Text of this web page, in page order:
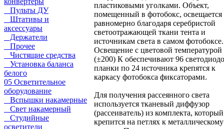
Пульты ДУ
Штативы и
аксессуары
Держатели
Прочее
Чистящие средства
Установка баланса
белого
05 Осветительное
оборудование
Вспышки накамерные
Свет накамерный
Студийные
осветители
пластиковыми уголками. Объект,
помещенный в фотобокс, освещается
равномерно благодаря серебристой
светоотражающей ткани тента и
источникам света в самом фотобоксе.
Освещение с цветовой температурой
(±200) К обеспечивают 96
планки по 24 источника крепятся к
каркасу фотобокса фиксаторами.
Для получения рассеянного света
используется тканевый диффузор
(рассеиватель) из комплекта, который
крепится на петлях к металлическому